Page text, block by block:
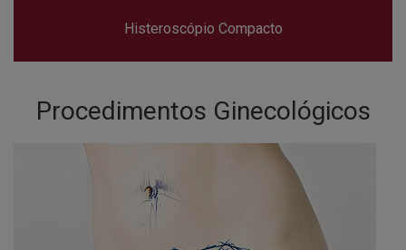
Histeroscópio Compacto
Procedimentos Ginecológicos